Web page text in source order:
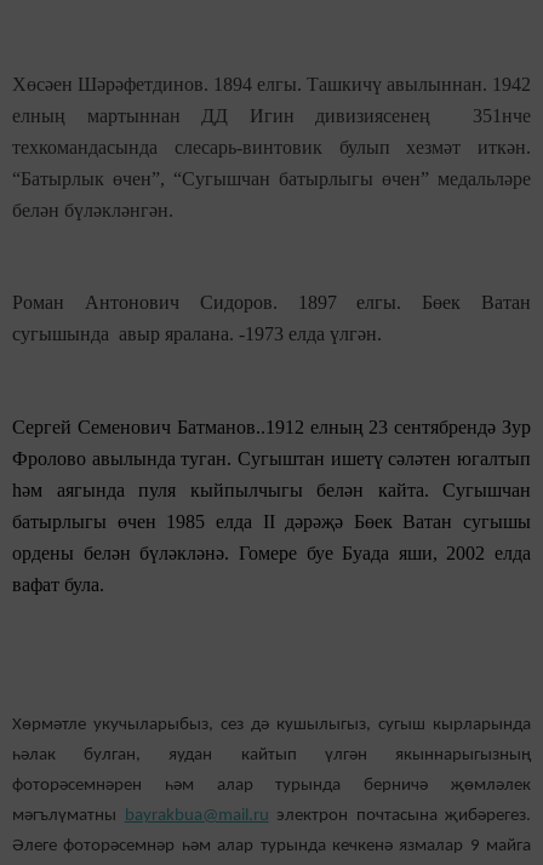
Хөсәен Шәрәфетдинов. 1894 елгы. Ташкичү авылыннан. 1942
елның мартыннан ДД Игин дивизиясенең 351нче
техкомандасында слесарь-винтовик булып хезмәт иткән.
“Батырлык өчен”, “Сугышчан батырлыгы өчен” медальләре
белән бүләкләнгән.
Роман Антонович Сидоров. 1897елгы. Бөек Ватан
сугышында авыр яралана. -1973 елда үлгән.
Сергей Семенович Батманов..1912 елның 23 сентябрендә Зур
Фролово авылында туган.Сугыштан ишетү сәләтен югалтып
һәм аягында пуля кыйпылчыгы белән кайта. Сугышчан
батырлыгы өчен 1985 елда II дәрәҗә Бөек Ватан сугышы
ордены белән бүләкләнә. Гомере буе Буада яши, 2002 елда
вафат була.
Хөрмәтле укучыларыбыз, сез дә кушылыгыз, сугыш кырларында
һәлак булган, яудан кайтып үлгән якыннарыгызның
фоторәсемнәрен һәм алар турында берничә җөмләлек
мәгълүматны
bayrakbua@mail.ru электрон почтасына җибәрегез.
Әлеге фоторәсемнәр һәм алар турында кечкенә язмалар 9 майга